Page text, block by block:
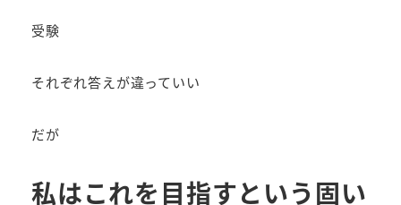
受験
それぞれ答えが違っていい
だが
私はこれを目指すという固い